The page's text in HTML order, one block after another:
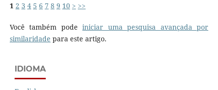
1 2 3 4 5 6 7 8 9 10 > >>
Você também podeiniciar uma pesquisa avançada por
similaridade para este artigo.
IDIOMA